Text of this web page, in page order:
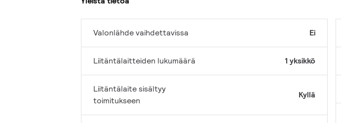
Valonlähde vaihdettavissa Ei
Liitäntälaitteiden lukumäärä 1 yksikkö
Liitäntälaite sisältyy
toimitukseen
Kyllä